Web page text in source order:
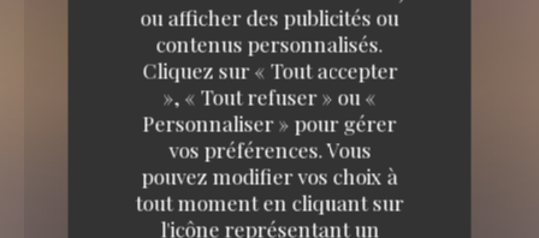
ou afficher des publicités ou
contenus personnalisés.
Cliquez sur « Tout accepter
», « Tout refuser » ou «
Personnaliser » pour gérer
vos préférences. Vous
pouvez modifier vos choix à
tout moment en cliquant sur
l'icône représentant un